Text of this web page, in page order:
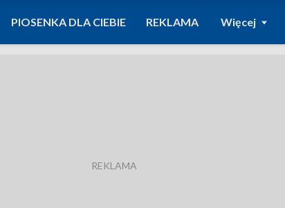
PIOSENKA DLA CIEBIE REKLAMA Więcej